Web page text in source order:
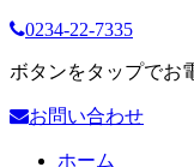
0234-22-7335
ボタンをタップでお
お問い合わせ
ホーム